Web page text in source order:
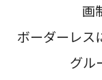
画
ボーダーレス
グル